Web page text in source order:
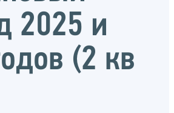
2025 и
(2 кв